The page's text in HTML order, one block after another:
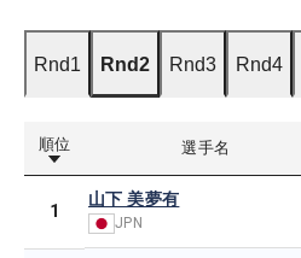
Rnd1 Rnd2 Rnd3 Rnd4
順位 選手名
1
山下 美夢有
JPN